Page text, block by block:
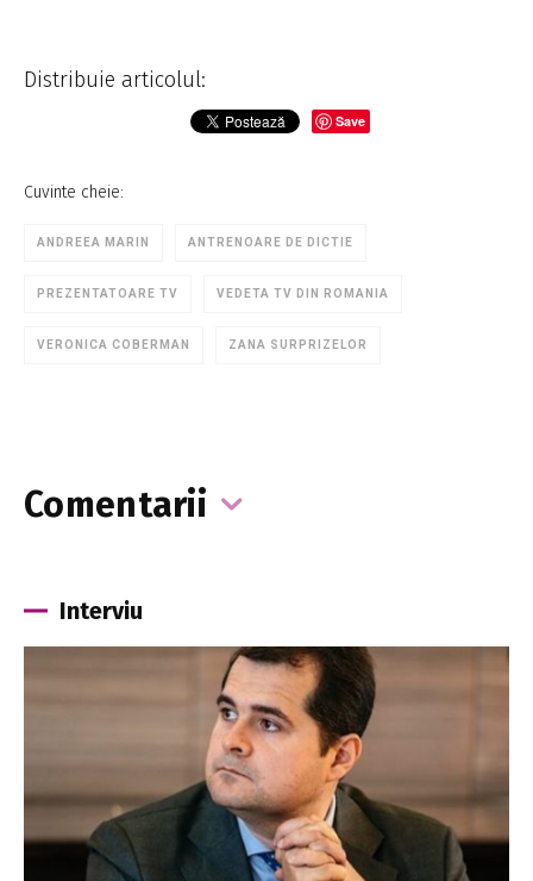
Distribuie articolul:
Save
Cuvinte cheie:
ANDREEA MARIN ANTRENOARE DE DICTIE
PREZENTATOARE TV VEDETA TV DIN ROMANIA
VERONICA COBERMAN ZANA SURPRIZELOR
Comentarii
Interviu